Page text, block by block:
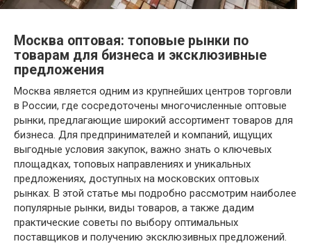
Москва оптовая: топовые рынки по
товарам для бизнеса и эксклюзивные
предложения
Москва является одним из крупнейших центров торговли
в России, где сосредоточены многочисленные оптовые
рынки, предлагающие широкий ассортимент товаров для
бизнеса. Для предпринимателей и компаний, ищущих
выгодные условия закупок, важно знать о ключевых
площадках, топовых направлениях и уникальных
предложениях, доступных на московских оптовых
рынках. В этой статье мы подробно рассмотрим наиболее
популярные рынки, виды товаров, а также дадим
практические советы по выбору оптимальных
поставщиков и получению эксклюзивных предложений.